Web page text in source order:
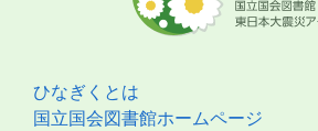
ひなぎくとは
国立国会図書館ホームページ